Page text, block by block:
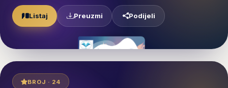
Listaj Preuzmi Podijeli
BROJ · 24